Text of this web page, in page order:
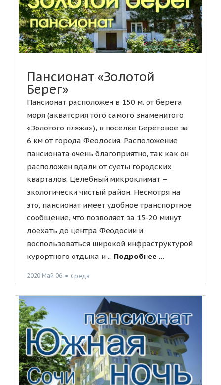
Пансионат «Золотой
Берег»
Пансионат расположен в 150 м. от берега
моря (акватория того самого знаменитого
«Золотого пляжа»), в посёлке Береговое за
6 км от города Феодосия. Расположение
пансионата очень благоприятно, так как он
расположен вдали от суеты городских
кварталов. Целебный микроклимат –
экологически чистый район. Несмотря на
это, пансионат имеет удобное транспортное
сообщение, что позволяет за 15-20 минут
доехать до центра Феодосии и
воспользоваться широкой инфраструктурой
курортного отдыха и ... Подробнее ...
2020 Май 06 ● Среда